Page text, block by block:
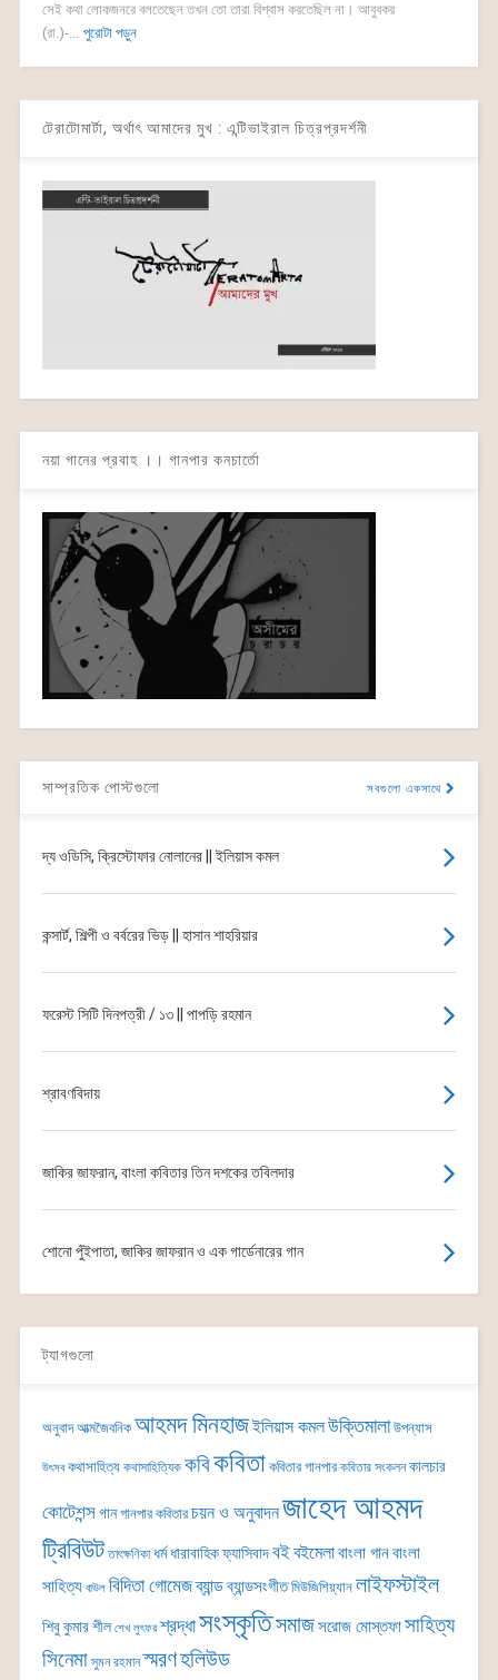
সেই কথা লোকজনরে বলতেছেন তখন তো তারা বিশ্বাস করতেছিল না। আবুবকর
(রা.)-... পুরোটা পড়ুন
টেরাটোমার্টা, অর্থাৎ আমাদের মুখ : এন্টিভাইরাল চিত্রপ্রদর্শনী
নয়া গানের প্রবাহ ।। গানপার কনচার্তো
সাম্প্রতিক পোস্টগুলো সবগুলো একসাথে
দ্য ওডিসি, ক্রিস্টোফার নোলানের || ইলিয়াস কমল
কন্সার্ট, শিল্পী ও বর্বরের ভিড় || হাসান শাহরিয়ার
ফরেস্ট সিটি দিনপত্রী / ১৩ || পাপড়ি রহমান
শ্রাবণবিদায়
জাকির জাফরান, বাংলা কবিতার তিন দশকের তবিলদার
শোনো পুঁইপাতা, জাকির জাফরান ও এক গার্ডেনারের গান
ট্যাগগুলো
অনুবাদ আত্মজৈবনিক আহমদ মিনহাজইলিয়াস কমলউক্তিমালা উপন্যাস
উৎসব কথাসাহিত্য কথাসাহিত্যিক কবিকবিতা কবিতার গানপার কবিতার সংকলন কালচার
কোটেশন্সগান গানপার কবিতার চয়ন ও অনুবাদনজাহেদ আহমদ
ট্রিবিউট তাৎক্ষণিকা ধর্ম ধারাবাহিকফ্যাসিবাদবইবইমেলাবাংলা গানবাংলা
সাহিত্য বাউল বিদিতা গোমেজব্যান্ডব্যান্ডসংগীত মিউজিশিয়্যান লাইফস্টাইল
শিবু কুমার শীল শেখ লুৎফর শ্রদ্ধাসংস্কৃতিসমাজসরোজ মোস্তফাসাহিত্য
সিনেমা সুমন রহমান স্মরণহলিউড